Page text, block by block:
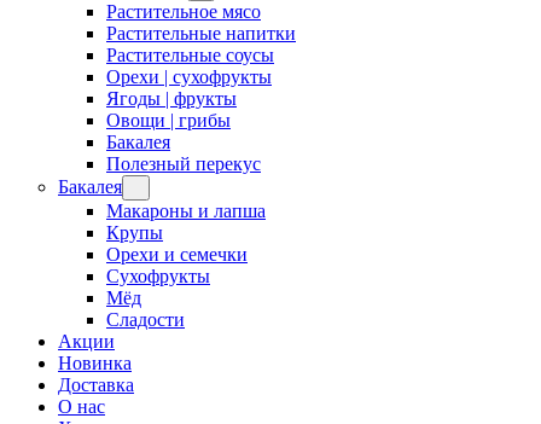
Растительное мясо
Растительные напитки
Растительные соусы
Орехи | сухофрукты
Ягоды | фрукты
Овощи | грибы
Бакалея
Полезный перекус
Бакалея
Макароны и лапша
Крупы
Орехи и семечки
Сухофрукты
Мёд
Сладости
Акции
Новинка
Доставка
О нас